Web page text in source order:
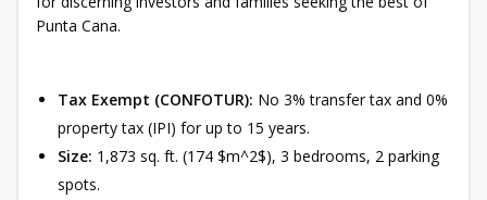
Punta Cana.
Tax Exempt (CONFOTUR): No 3% transfer tax and 0%
property tax (IPI) for up to 15 years.
Size: 1,873 sq. ft. (174 $m^2$), 3 bedrooms, 2 parking
spots.